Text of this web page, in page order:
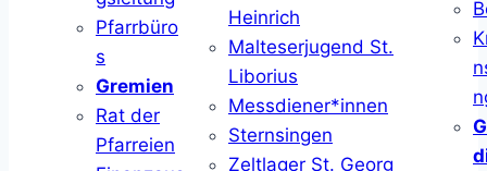
Pfarrbüro
s
Gremien
Rat der
Pfarreien
Heinrich
Malteserjugend St.
Liborius
Messdiener*innen
Sternsingen
Zeltlager St. Georg